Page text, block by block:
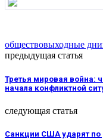
обществовыходные дни
предыдущая статья
Третья мировая война:
начала конфликтной
следующая статья
Санкции США ударят